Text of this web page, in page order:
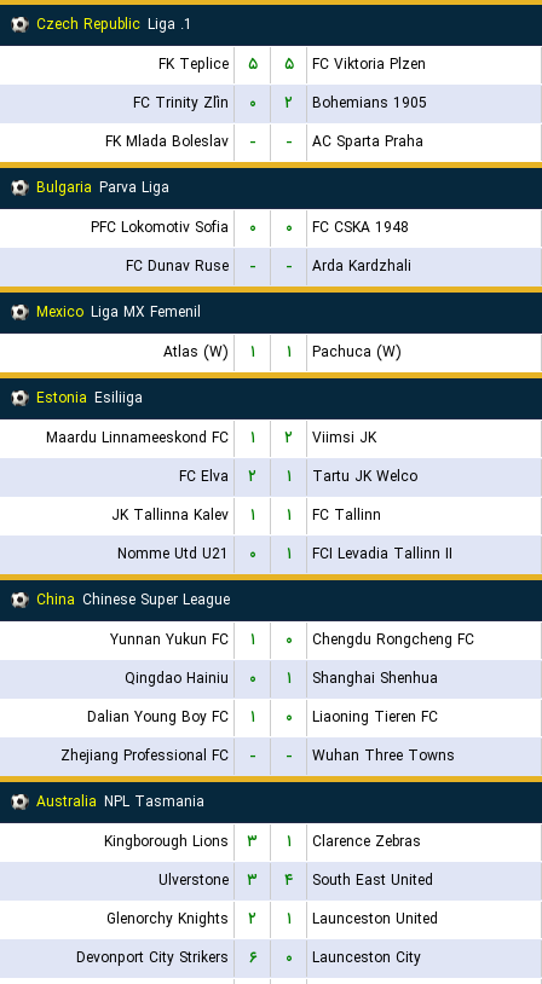
Czech Republic
1. Liga
FK Teplice
۵ ۵
FC Viktoria Plzen
FC Trinity Zlín
۰ ۲
Bohemians 1905
FK Mlada Boleslav
- -
AC Sparta Praha
Bulgaria Parva Liga
PFC Lokomotiv Sofia
۰ ۰
FC CSKA 1948
FC Dunav Ruse
- -
Arda Kardzhali
Mexico Liga MX Femenil
Atlas (W)
۱ ۱
Pachuca (W)
Estonia Esiliiga
Maardu Linnameeskond FC
۱ ۲
Viimsi JK
FC Elva
۲ ۱
Tartu JK Welco
JK Tallinna Kalev
۱ ۱
FC Tallinn
Nomme Utd U21
۰ ۱
FCI Levadia Tallinn II
China Chinese Super League
Yunnan Yukun FC
۱ ۰
Chengdu Rongcheng FC
Qingdao Hainiu
۰ ۱
Shanghai Shenhua
Dalian Young Boy FC
۱ ۰
Liaoning Tieren FC
Zhejiang Professional FC
- -
Wuhan Three Towns
Australia NPL Tasmania
Kingborough Lions
۳ ۱
Clarence Zebras
Ulverstone
۳ ۴
South East United
Glenorchy Knights
۲ ۱
Launceston United
Devonport City Strikers
۶ ۰
Launceston City